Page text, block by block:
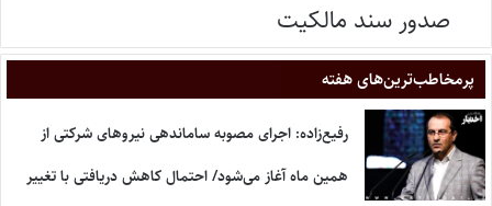
صدور سند مالکیت
پر‌مخاطب‌ترین‌های هفته
رفیع‌زاده: اجرای مصوبه ساماندهی نیروهای شرکتی از
همین ماه آغاز می‌شود/ احتمال کاهش دریافتی با تغییر